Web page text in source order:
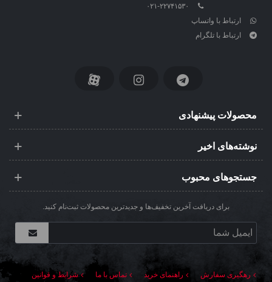
۰۲۱-۲۲۷۴۱۵۳۰
ارتباط با واتساپ
ارتباط با تلگرام
محصولات پیشنهادی
نوشته‌های اخیر
جستجوهای محبوب
برای دریافت آخرین تخفیف‌ها و جدیدترین محصولات ثبت‌نام کنید.
رهگیری سفارش راهنمای خرید تماس با ما
شرایط و قوانین